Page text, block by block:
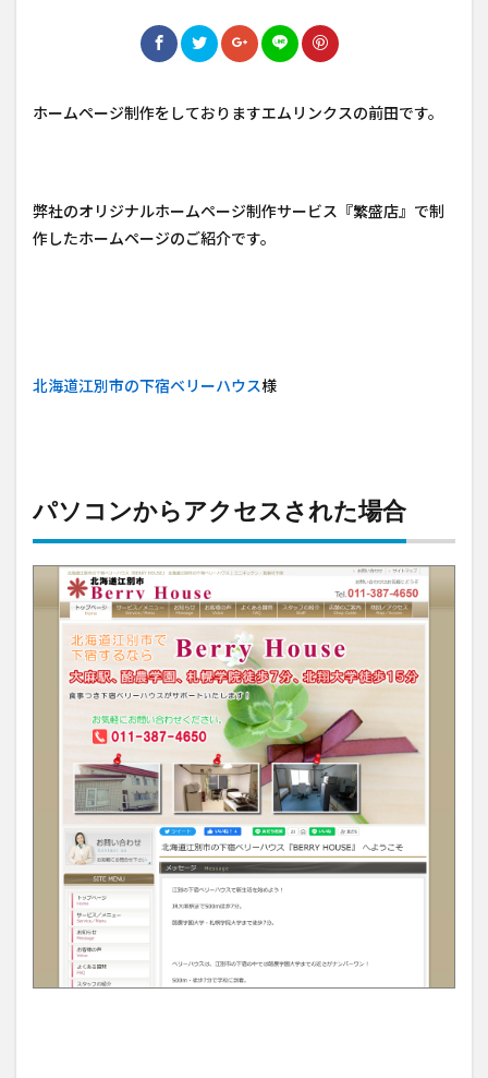
ホームページ制作をしておりますエムリンクスの前田です。
弊社のオリジナルホームページ制作サービス『繁盛店』で制
作したホームページのご紹介です。
北海道江別市の下宿ベリーハウス様
パソコンからアクセスされた場合